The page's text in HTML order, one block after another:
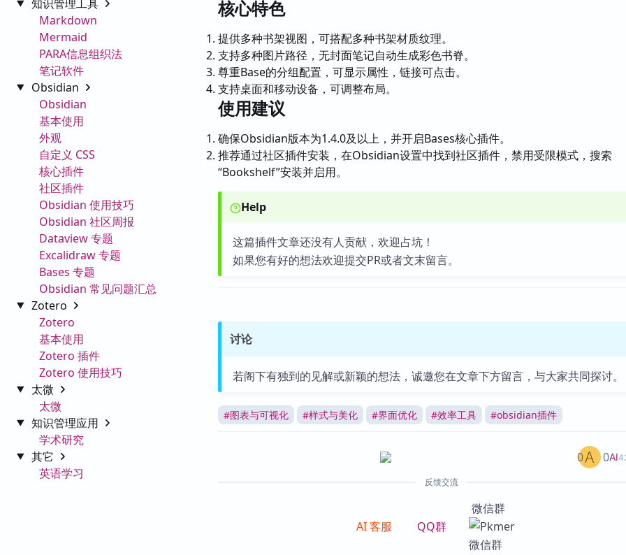
知识管理工具
Markdown
Mermaid
PARA信息组织法
笔记软件
Obsidian
Obsidian
基本使用
外观
自定义 CSS
核心插件
社区插件
Obsidian 使用技巧
Obsidian 社区周报
Dataview 专题
Excalidraw 专题
Bases 专题
Obsidian 常见问题汇总
Zotero
Zotero
基本使用
Zotero 插件
Zotero 使用技巧
太微
太微
知识管理应用
学术研究
其它
英语学习
核心特色
提供多种书架视图，可搭配多种书架材质纹理。
支持多种图片路径，无封面笔记自动生成彩色书脊。
尊重Base的分组配置，可显示属性，链接可点击。
支持桌面和移动设备，可调整布局。
使用建议
确保Obsidian版本为1.4.0及以上，并开启Bases核心插件。
推荐通过社区插件安装，在Obsidian设置中找到社区插件，禁用受限模式，搜索
“Bookshelf”安装并启用。
Help
这篇插件文章还没有人贡献，欢迎占坑！
如果您有好的想法欢迎提交PR或者文末留言。
讨论
若阁下有独到的见解或新颖的想法，诚邀您在文章下方留言，与大家共同探讨。
#图表与可视化 #样式与美化 #界面优化 #效率工具 #obsidian插件
AI
0 0
反馈交流
AI 客服 QQ群
微信群